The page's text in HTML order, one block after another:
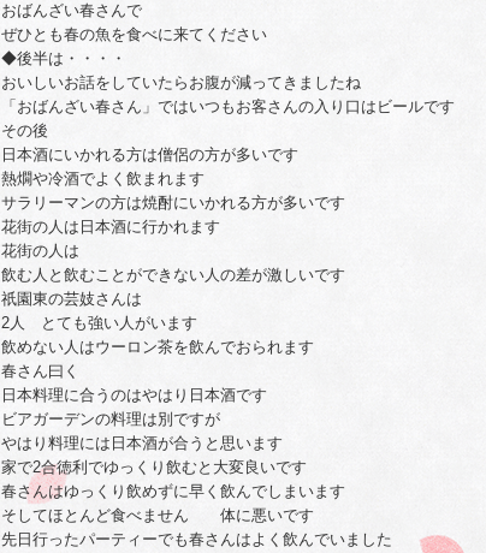
おばんざい春さんで
ぜひとも春の魚を食べに来てください
◆後半は・・・・
おいしいお話をしていたらお腹が減ってきましたね
「おばんざい春さん」ではいつもお客さんの入り口はビールです
その後
日本酒にいかれる方は僧侶の方が多いです
熱燗や冷酒でよく飲まれます
サラリーマンの方は焼酎にいかれる方が多いです
花街の人は日本酒に行かれます
花街の人は
飲む人と飲むことができない人の差が激しいです
祇園東の芸妓さんは
2人 とても強い人がいます
飲めない人はウーロン茶を飲んでおられます
春さん曰く
日本料理に合うのはやはり日本酒です
ビアガーデンの料理は別ですが
やはり料理には日本酒が合うと思います
家で2合徳利でゆっくり飲むと大変良いです
春さんはゆっくり飲めずに早く飲んでしまいます
そしてほとんど食べません 体に悪いです
先日行ったパーティーでも春さんはよく飲んでいました